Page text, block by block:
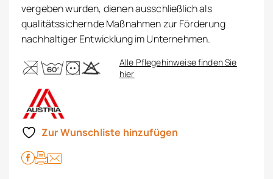
vergeben wurden, dienen ausschließlich als
qualitätssichernde Maßnahmen zur Förderung
nachhaltiger Entwicklung im Unternehmen.
Alle Pflegehinweise finden Sie
hier
Zur Wunschliste hinzufügen